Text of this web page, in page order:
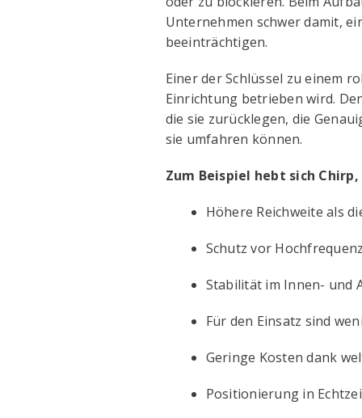
Unternehmen schwer damit,
beeinträchtigen.
Einer der Schlüssel zu einem
Einrichtung betrieben wird.
die sie zurücklegen, die
sie umfahren können.
Zum Beispiel hebt sich
Höhere Reichweite als
Schutz vor
Stabilität im Innen- und
Für den Einsatz sind
Geringe Kosten dank
Positionierung in